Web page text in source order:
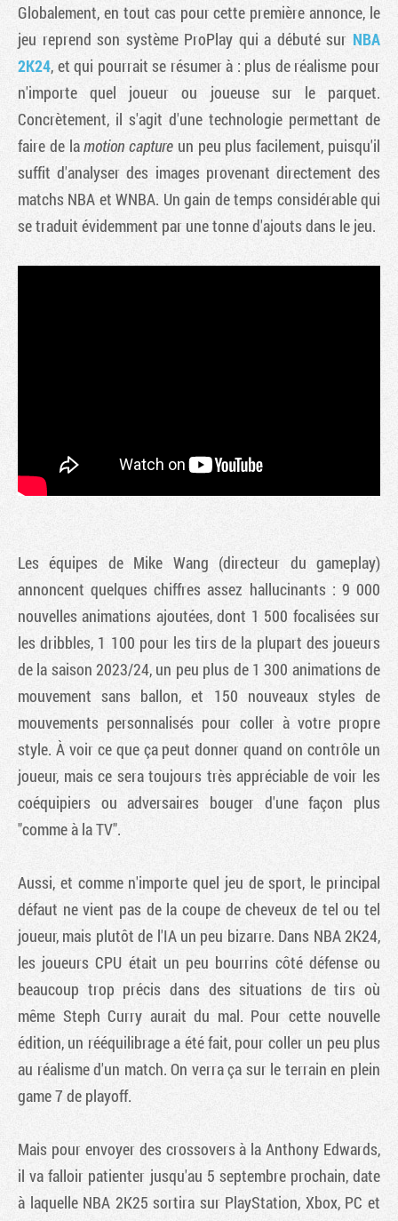
Globalement, en tout cas pour cette première annonce, le
jeu reprend son système ProPlay qui a débuté sur NBA
2K24, et qui pourrait se résumer à : plus de réalisme pour
n'importe quel joueur ou joueuse sur le parquet.
Concrètement, il s'agit d'une technologie permettant de
faire de lamotion capture un peu plus facilement, puisqu'il
suffit d'analyser des images provenant directement des
matchs NBA et WNBA. Un gain de temps considérable qui
se traduit évidemment par une tonne d'ajouts dans le jeu.
Les équipes de Mike Wang (directeur du gameplay)
annoncent quelques chiffres assez hallucinants : 9 000
nouvelles animations ajoutées, dont 1 500 focalisées sur
les dribbles, 1 100 pour les tirs de la plupart des joueurs
de la saison 2023/24, un peu plus de 1 300 animations de
mouvement sans ballon, et 150 nouveaux styles de
mouvements personnalisés pour coller à votre propre
style. À voir ce que ça peut donner quand on contrôle un
joueur, mais ce sera toujours très appréciable de voir les
coéquipiers ou adversaires bouger d'une façon plus
"comme à la TV".
Aussi, et comme n'importe quel jeu de sport, le principal
défaut ne vient pas de la coupe de cheveux de tel ou tel
joueur, mais plutôt de l'IA un peu bizarre. Dans NBA 2K24,
les joueurs CPU était un peu bourrins côté défense ou
beaucoup trop précis dans des situations de tirs où
même Steph Curry aurait du mal. Pour cette nouvelle
édition, un rééquilibrage a été fait, pour coller un peu plus
au réalisme d'un match. On verra ça sur le terrain en plein
game 7 de playoff.
Mais pour envoyer des crossovers à la Anthony Edwards,
il va falloir patienter jusqu'au 5 septembre prochain, date
à laquelle NBA 2K25 sortira sur PlayStation, Xbox, PC et